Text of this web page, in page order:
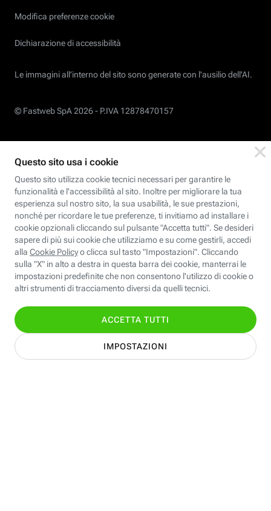
Modifica preferenze cookie
Dichiarazione di accessibilità
Le immagini all’interno del sito sono generate con l'ausilio dell'AI.
© Fastweb SpA 2026 - P.IVA 12878470157